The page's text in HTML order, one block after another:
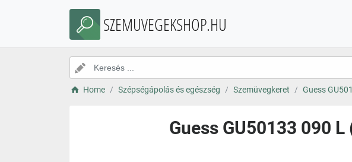
SZEMUVEGEKSHOP.HU
Home Szépségápolás és egészség Szemüvegkeret Guess
Guess GU50133 090